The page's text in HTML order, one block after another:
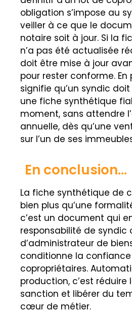
obligation s’impose au
veiller à ce que le
notaire soit à jour. Si la
n’a pas été actualisée
doit être mise à jour
pour rester conforme.
signifie qu’un syndic
une fiche synthétique
moment, sans attendre
annuelle, dès qu’une
sur l’un de ses
En conclusion...
La fiche synthétique de
bien plus qu’une
c’est un document qui
responsabilité de syndic
d’administrateur de
conditionne la
copropriétaires.
production, c’est réduire
sanction et libérer du
cœur de métier.